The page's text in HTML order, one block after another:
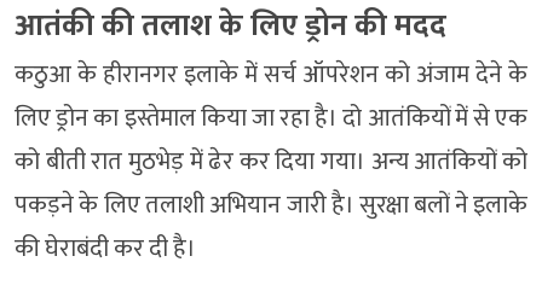
आतंकी की तलाश के लिए ड्रोन की मदद
कठुआ के हीरानगर इलाके में सर्च ऑपरेशन को अंजाम देने के
लिए ड्रोन का इस्तेमाल किया जा रहा है। दो आतंकियों में से एक
को बीती रात मुठभेड़ में ढेर कर दिया गया। अन्य आतंकियों को
पकड़ने के लिए तलाशी अभियान जारी है। सुरक्षा बलों ने इलाके
की घेराबंदी कर दी है।